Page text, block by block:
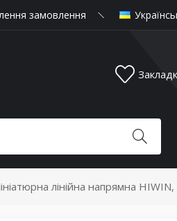
замовлення
лінійна напрямна